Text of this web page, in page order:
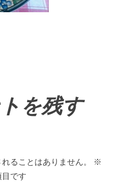
を残す
ることはありません。
※
です